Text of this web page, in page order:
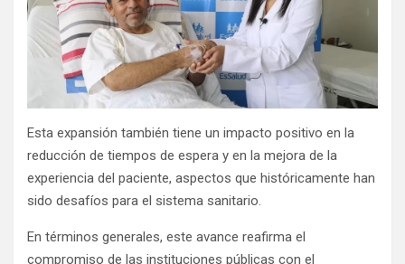
Esta expansión también tiene un impacto positivo en la
reducción de tiempos de espera y en la mejora de la
experiencia del paciente, aspectos que históricamente han
sido desafíos para el sistema sanitario.
En términos generales, este avance reafirma el
compromiso de las instituciones públicas con el